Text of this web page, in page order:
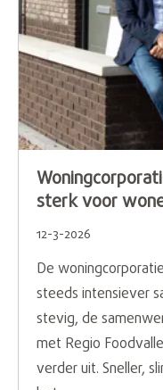
sterk voor
12-3-2026
De
steeds intensiever
stevig, de
met Regio
verder uit. Sneller,